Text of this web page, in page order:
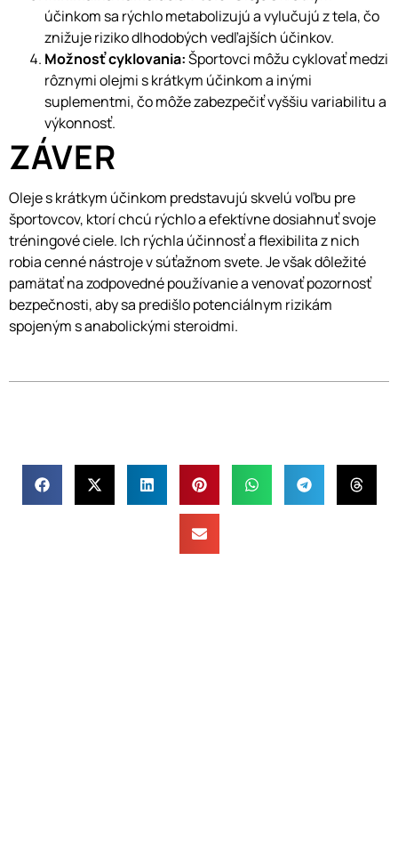
účinkom sa rýchlo metabolizujú a vylučujú z tela, čo
znižuje riziko dlhodobých vedľajších účinkov.
Možnosť cyklovania:Športovci môžu cyklovať medzi
rôznymi olejmi s krátkym účinkom a inými
suplementmi, čo môže zabezpečiť vyššiu variabilitu a
výkonnosť.
ZÁVER
Oleje s krátkym účinkom predstavujú skvelú voľbu pre
športovcov, ktorí chcú rýchlo a efektívne dosiahnuť svoje
tréningové ciele. Ich rýchla účinnosť a flexibilita z nich
robia cenné nástroje v súťažnom svete. Je však dôležité
pamätať na zodpovedné používanie a venovať pozornosť
bezpečnosti, aby sa predišlo potenciálnym rizikám
spojeným s anabolickými steroidmi.